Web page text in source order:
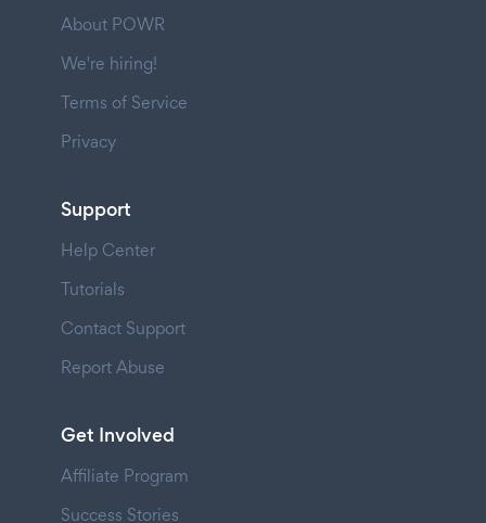
About POWR
We're hiring!
Terms of Service
Privacy
Support
Help Center
Tutorials
Contact Support
Report Abuse
Get Involved
Affiliate Program
Success Stories